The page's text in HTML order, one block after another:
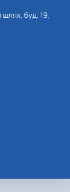
шлях, буд. 19,